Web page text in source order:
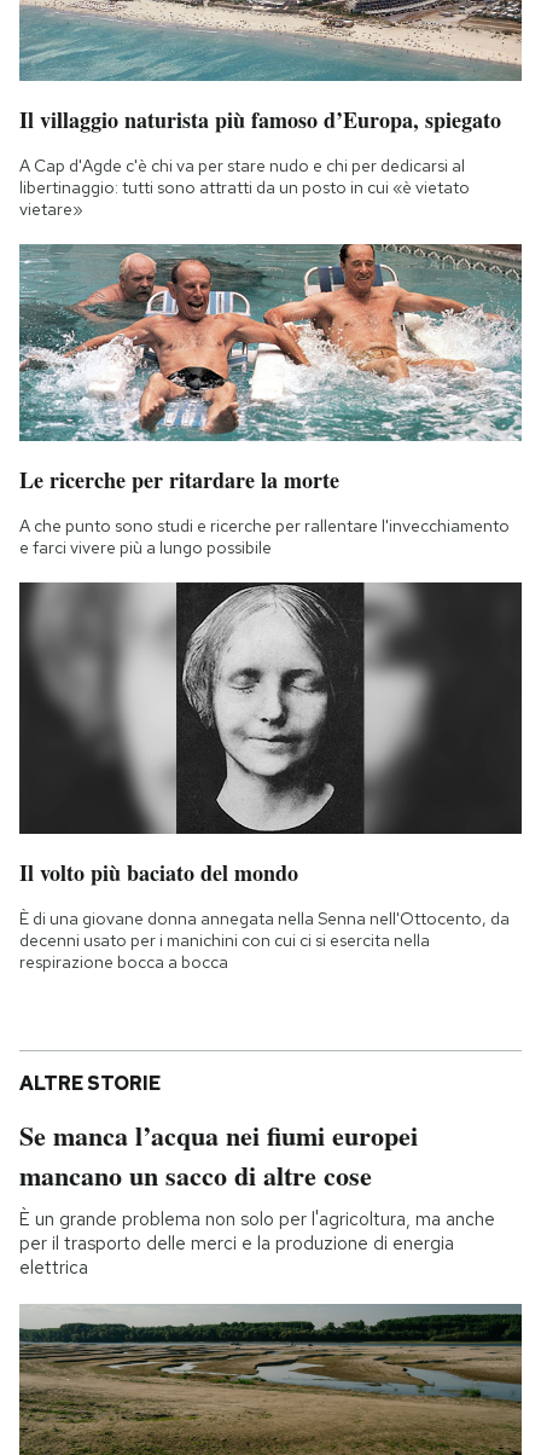
Il villaggio naturista più famoso d’Europa, spiegato
A Cap d'Agde c'è chi va per stare nudo e chi per dedicarsi al
libertinaggio: tutti sono attratti da un posto in cui «è vietato
vietare»
Le ricerche per ritardare la morte
A che punto sono studi e ricerche per rallentare l'invecchiamento
e farci vivere più a lungo possibile
Il volto più baciato del mondo
È di una giovane donna annegata nella Senna nell'Ottocento, da
decenni usato per i manichini con cui ci si esercita nella
respirazione bocca a bocca
ALTRE STORIE
Se manca l’acqua nei fiumi europei
mancano un sacco di altre cose
È un grande problema non solo per l'agricoltura, ma anche
per il trasporto delle merci e la produzione di energia
elettrica